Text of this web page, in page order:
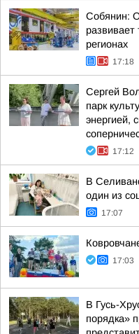
Собянин:
регионах
17:18
Сергей
парк
энергией,
17:12
В
один из
17:07
17:03
В Гусь-
порядка»